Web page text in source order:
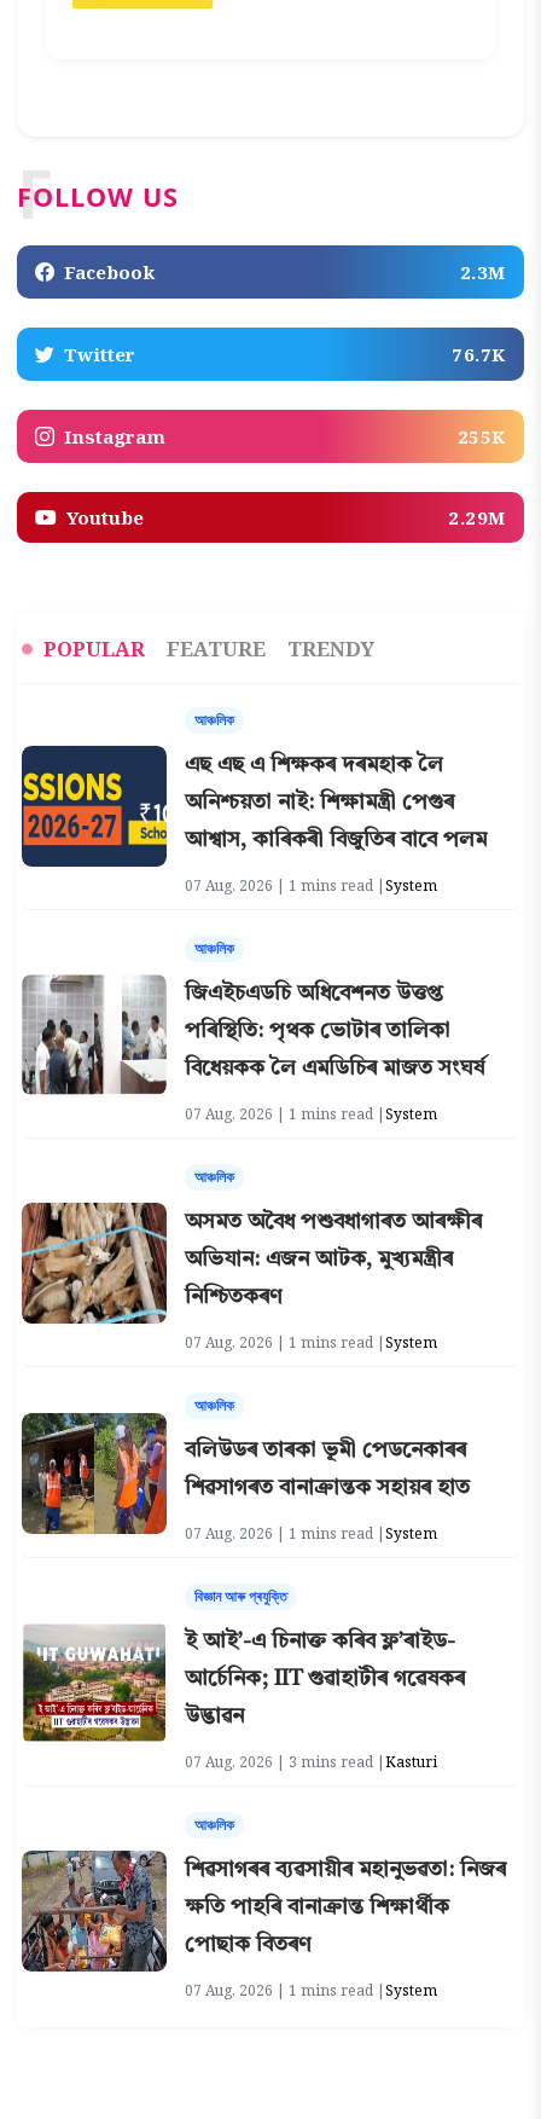
FOLLOW US
F
Facebook 2.3M
Twitter 76.7K
Instagram 255K
Youtube 2.29M
POPULAR FEATURE TRENDY
আঞ্চলিক
এছ এছ এ শিক্ষকৰ দৰমহাক লৈ
অনিশ্চয়তা নাই: শিক্ষামন্ত্ৰী পেগুৰ
আশ্বাস, কাৰিকৰী বিজুতিৰ বাবে পলম
07 Aug, 2026 | 1 mins read |System
আঞ্চলিক
জিএইচএডচি অধিবেশনত উত্তপ্ত
পৰিস্থিতি: পৃথক ভোটাৰ তালিকা
বিধেয়কক লৈ এমডিচিৰ মাজত সংঘৰ্ষ
07 Aug, 2026 | 1 mins read |System
আঞ্চলিক
অসমত অবৈধ পশুবধাগাৰত আৰক্ষীৰ
অভিযান: এজন আটক, মুখ্যমন্ত্ৰীৰ
নিশ্চিতকৰণ
07 Aug, 2026 | 1 mins read |System
আঞ্চলিক
বলিউডৰ তাৰকা ভূমী পেডনেকাৰৰ
শিৱসাগৰত বানাক্ৰান্তক সহায়ৰ হাত
07 Aug, 2026 | 1 mins read |System
বিজ্ঞান আৰু প্ৰযুক্তি
ই আই’-এ চিনাক্ত কৰিব ফ্ল’ৰাইড-
আৰ্চেনিক; IIT গুৱাহাটীৰ গৱেষকৰ
উদ্ভাৱন
07 Aug, 2026 | 3 mins read |Kasturi
আঞ্চলিক
শিৱসাগৰৰ ব্যৱসায়ীৰ মহানুভৱতা: নিজৰ
ক্ষতি পাহৰি বানাক্ৰান্ত শিক্ষাৰ্থীক
পোছাক বিতৰণ
07 Aug, 2026 | 1 mins read |System